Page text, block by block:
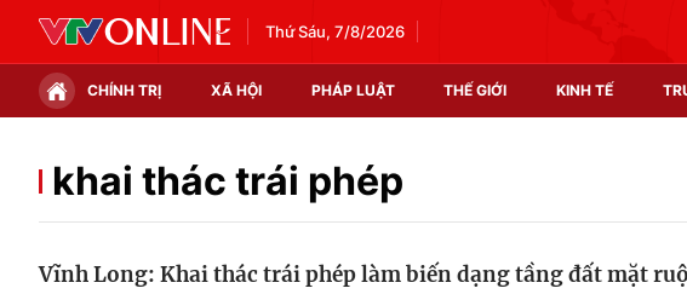
Thứ Sáu, 7/8/2026
CHÍNH TRỊ XÃ HỘI PHÁP LUẬT THẾ GIỚI KINH TẾ
Chính trị Xã hội
khai thác trái phép
Vĩnh Long: Khai thác trái phép làm biến dạng tầng đất mặt